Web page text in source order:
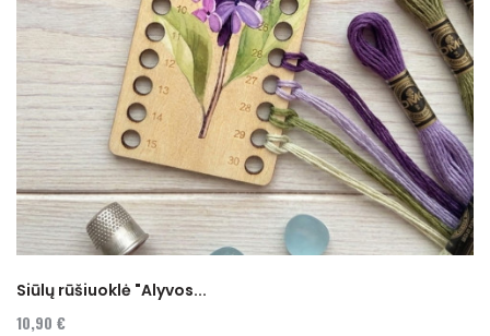
Siūlų rūšiuoklė "Alyvos...
10,90 €